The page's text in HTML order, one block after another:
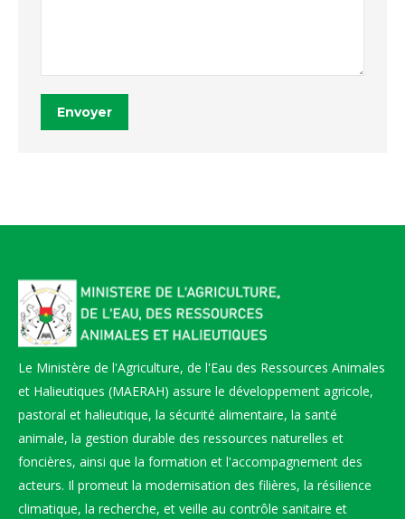
Envoyer
Le Ministère de l'Agriculture, de l'Eau des Ressources Animales
et Halieutiques (MAERAH) assure le développement agricole,
pastoral et halieutique, la sécurité alimentaire, la santé
animale, la gestion durable des ressources naturelles et
foncières, ainsi que la formation et l'accompagnement des
acteurs. Il promeut la modernisation des filières, la résilience
climatique, la recherche, et veille au contrôle sanitaire et